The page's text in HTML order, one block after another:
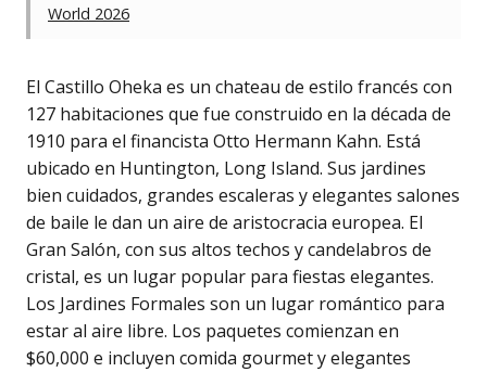
World 2026
El Castillo Oheka es un chateau de estilo francés con
127 habitaciones que fue construido en la década de
1910 para el financista Otto Hermann Kahn. Está
ubicado en Huntington, Long Island. Sus jardines
bien cuidados, grandes escaleras y elegantes salones
de baile le dan un aire de aristocracia europea. El
Gran Salón, con sus altos techos y candelabros de
cristal, es un lugar popular para fiestas elegantes.
Los Jardines Formales son un lugar romántico para
estar al aire libre. Los paquetes comienzan en
$60,000 e incluyen comida gourmet y elegantes